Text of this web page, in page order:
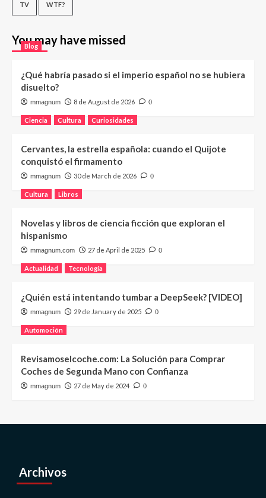
TV WTF?
You may have missed
Blog
¿Qué habría pasado si el imperio español no se hubiera
disuelto?
mmagnum 8 de August de 2026 0
Ciencia Cultura Curiosidades
Cervantes, la estrella española: cuando el Quijote
conquistó el firmamento
mmagnum 30 de March de 2026 0
Cultura Libros
Novelas y libros de ciencia ficción que exploran el
hispanismo
mmagnum.com 27 de April de 2025 0
Actualidad Tecnología
¿Quién está intentando tumbar a DeepSeek? [VIDEO]
mmagnum 29 de January de 2025 0
Automoción
Revisamoselcoche.com: La Solución para Comprar
Coches de Segunda Mano con Confianza
mmagnum 27 de May de 2024 0
Archivos